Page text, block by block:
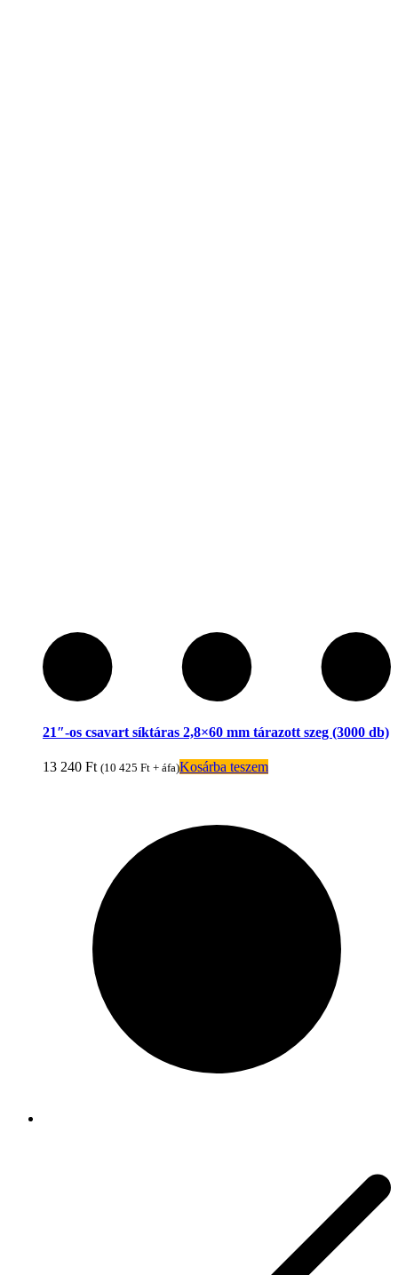
21″-os csavart síktáras 2,8×60 mm tárazott szeg (3000 db)
13 240 Ft (10 425 Ft + áfa)Kosárba teszem